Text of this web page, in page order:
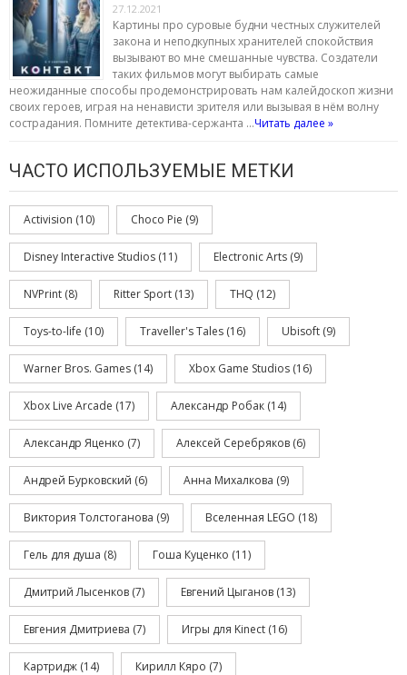
27.12.2021
Картины про суровые будни честных служителей
закона и неподкупных хранителей спокойствия
вызывают во мне смешанные чувства. Создатели
таких фильмов могут выбирать самые
неожиданные способы продемонстрировать нам калейдоскоп жизни
своих героев, играя на ненависти зрителя или вызывая в нём волну
сострадания. Помните детектива-сержанта …Читать далее »
ЧАСТО ИСПОЛЬЗУЕМЫЕ МЕТКИ
Activision (10) Choco Pie (9)
Disney Interactive Studios (11) Electronic Arts (9)
NVPrint (8) Ritter Sport (13) THQ (12)
Toys-to-life (10) Traveller's Tales (16) Ubisoft (9)
Warner Bros. Games (14) Xbox Game Studios (16)
Xbox Live Arcade (17) Александр Робак (14)
Александр Яценко (7) Алексей Серебряков (6)
Андрей Бурковский (6) Анна Михалкова (9)
Виктория Толстоганова (9) Вселенная LEGO (18)
Гель для душа (8) Гоша Куценко (11)
Дмитрий Лысенков (7) Евгений Цыганов (13)
Евгения Дмитриева (7) Игры для Kinect (16)
Картридж (14) Кирилл Кяро (7)